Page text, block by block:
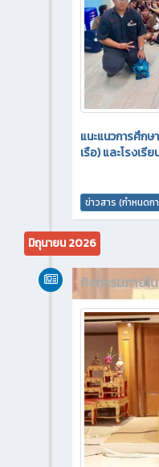
แนะแนวการศึก
เรือ) และโรงเรี
ข่าวสาร (กำหนดก
มิถุนายน 2026
กิจกรรมภายใน